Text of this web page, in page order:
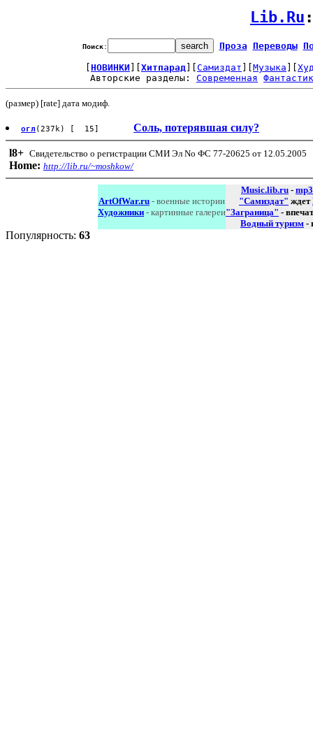
Lib.Ru
Поиск: Проза Переводы
НОВИНКИ Хитпарад Самиздат Музыка
Авторские разделы: Современная
(размер) [rate] дата модиф.
огл (237k) [ 15] Соль, потерявшая силу?
l8+ Свидетельство о регистрации СМИ Эл No ФС 77-20625 от 12.05.2005
Home: http://lib.ru/~moshkow/
ArtOfWar.ru - военные истории
Художники - картинные галереи
Music.lib.ru - mp3
"Самиздат" ждет
"Заграница" -
Водный туризм -
Популярность: 63